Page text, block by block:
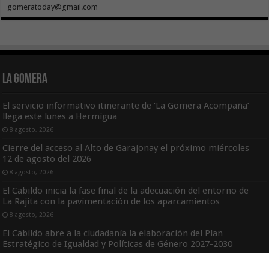
gomeratoday@gmail.com
La Gomera
El servicio informativo itinerante de ‘La Gomera Acompaña’
llega este lunes a Hermigua
8 agosto, 2026
Cierre del acceso al Alto de Garajonay el próximo miércoles
12 de agosto del 2026
8 agosto, 2026
El Cabildo inicia la fase final de la adecuación del entorno de
La Rajita con la pavimentación de los aparcamientos
8 agosto, 2026
El Cabildo abre a la ciudadanía la elaboración del Plan
Estratégico de Igualdad y Políticas de Género 2027-2030